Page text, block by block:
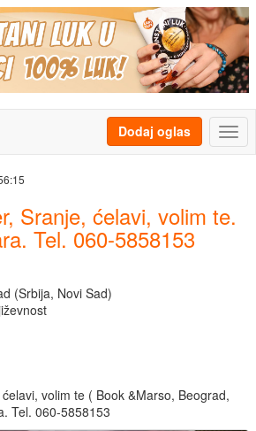
Dodaj oglas
Sranje, ćelavi, volim te.
Tel. 060-5858153
(Srbija, Novi Sad)
volim te ( Book &Marso, Beograd,
Tel. 060-5858153